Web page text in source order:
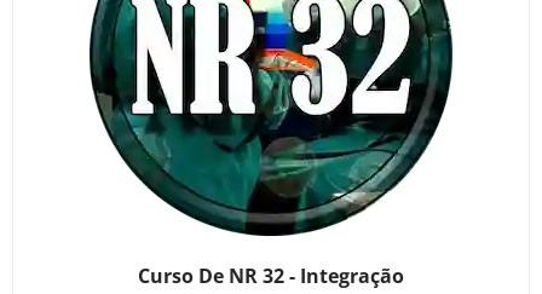
Curso De NR 32 - Integração